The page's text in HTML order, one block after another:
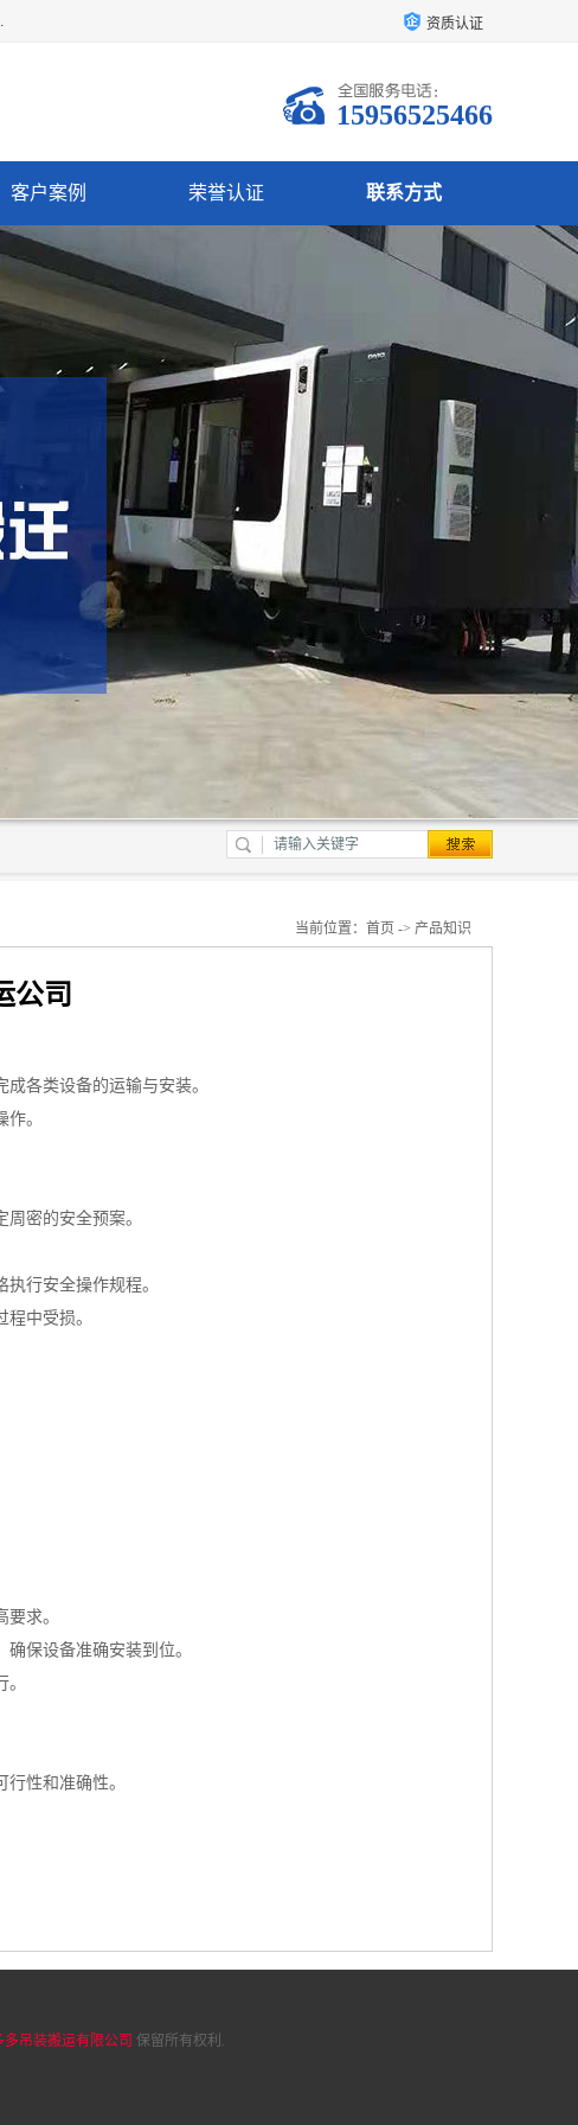
吊装搬运有限公司]，期待您的来电。 资质认证
15956525466
客户案例 荣誉认证 联系方式
当前位置： 首页 -> 产品知识
公司
各类设备的运输与安装。
。
密的安全预案。
行安全操作规程。
中受损。
求。
保设备准确安装到位。
性和准确性。
多吊装搬运有限公司 保留所有权利.